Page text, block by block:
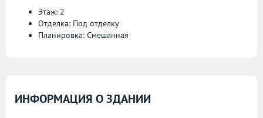
Этаж: 2
Отделка: Под отделку
Планировка: Смешанная
ИНФОРМАЦИЯ О ЗДАНИИ